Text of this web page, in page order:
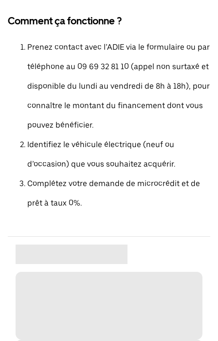
Comment ça fonctionne ?
Prenez contact avec l’ADIE via le formulaire ou par
téléphone au 09 69 32 81 10 (appel non surtaxé et
disponible du lundi au vendredi de 8h à 18h), pour
connaître le montant du financement dont vous
pouvez bénéficier.
Identifiez le véhicule électrique (neuf ou
d’occasion) que vous souhaitez acquérir.
Complétez votre demande de microcrédit et de
prêt à taux 0%.